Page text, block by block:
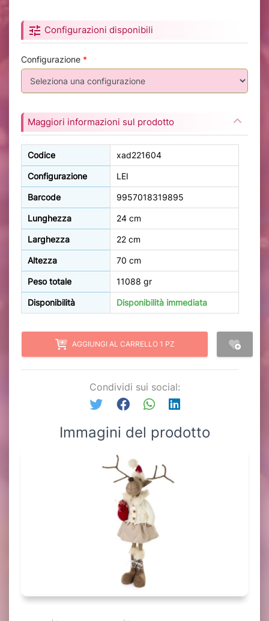
tune Configurazioni disponibili
Configurazione *
Maggiori informazioni sul prodotto
Codice xad221604
Configurazione LEI
Barcode 9957018319895
Lunghezza 24 cm
Larghezza 22 cm
Altezza 70 cm
Peso totale 11088 gr
Disponibilità Disponibilità immediata
AGGIUNGI AL CARRELLO 1 PZ
Condividi sui social:
Immagini del prodotto